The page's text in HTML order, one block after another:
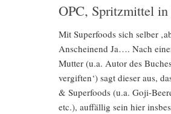
OPC, Spritzmittel
Mit Superfoods sich selber
Anscheinend Ja…. Nach
Mutter (u.a. Autor des
vergiften‘) sagt dieser aus,
& Superfoods (u.a. Goji-
etc.), auffällig sein hier